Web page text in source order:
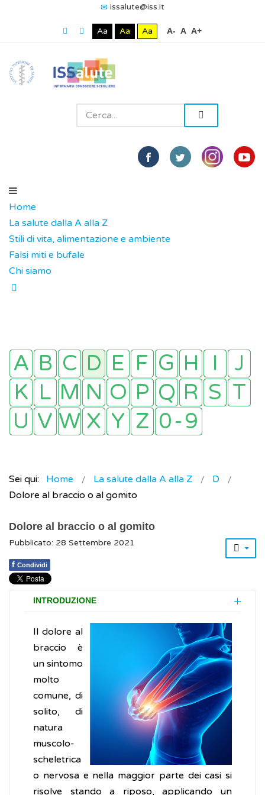
issalute@iss.it
Aa Aa Aa A- A A+
Home
La salute dalla A alla Z
Stili di vita, alimentazione e ambiente
Falsi miti e bufale
Chi siamo
Sei qui: Home La salute dalla A alla Z
D
Dolore al braccio o al gomito
Dolore al braccio o al gomito
Pubblicato: 28 Settembre 2021
f Condividi
INTRODUZIONE
Il dolore al
braccio è
un sintomo
molto
comune, di
solito, di
natura
muscolo-
scheletrica
o nervosa e nella maggior parte dei casi si
risolve stando a riposo, applicando un